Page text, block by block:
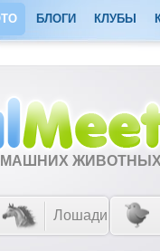
БЛОГИ КЛУБЫ
Лошади